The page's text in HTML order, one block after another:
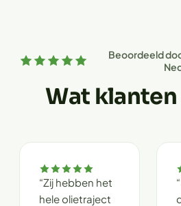
Beoordeeld
Wat klanten
“Zij hebben het
hele olietraject